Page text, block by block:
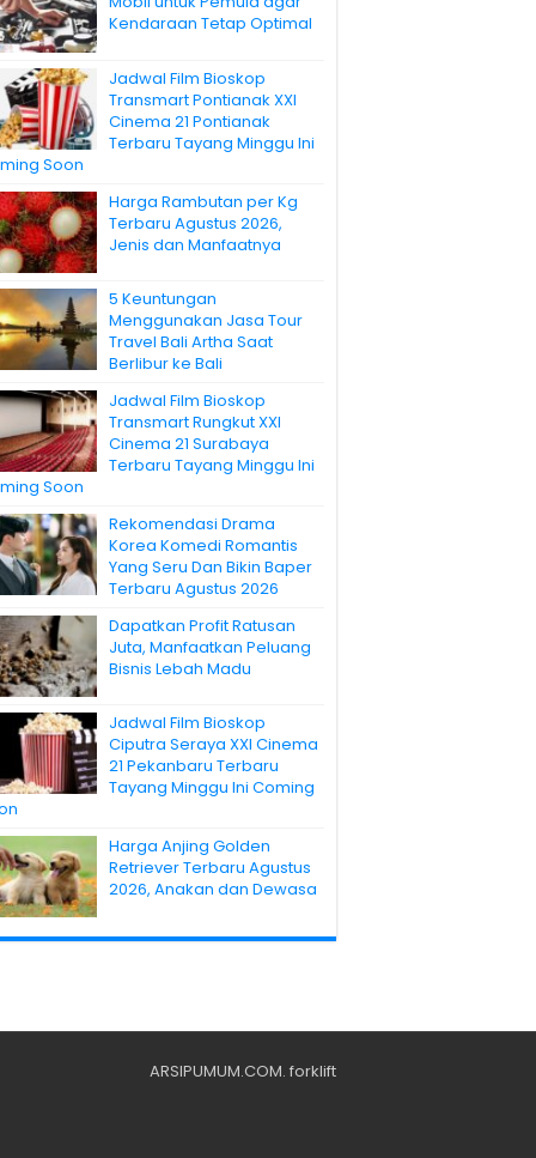
Kendaraan Tetap Optimal
Jadwal Film Bioskop
Transmart Pontianak XXI
Cinema 21 Pontianak
Terbaru Tayang Minggu Ini
Soon
Harga Rambutan per Kg
Terbaru Agustus 2026,
Jenis dan Manfaatnya
5 Keuntungan
Menggunakan Jasa Tour
Travel Bali Artha Saat
Berlibur ke Bali
Jadwal Film Bioskop
Transmart Rungkut XXI
Cinema 21 Surabaya
Terbaru Tayang Minggu Ini
Soon
Rekomendasi Drama
Korea Komedi Romantis
Yang Seru Dan Bikin Baper
Terbaru Agustus 2026
Dapatkan Profit Ratusan
Juta, Manfaatkan Peluang
Bisnis Lebah Madu
Jadwal Film Bioskop
Ciputra Seraya XXI Cinema
21 Pekanbaru Terbaru
Tayang Minggu Ini Coming
Harga Anjing Golden
Retriever Terbaru Agustus
2026, Anakan dan Dewasa
ARSIPUMUM.COM. forklift